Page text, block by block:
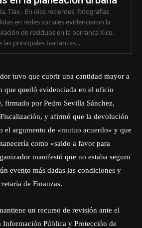
Tlax.- En días recientes, fotografías
en redes sociales evidenciaron la
de residuos en la barranca Xico,
las principales barrancas...
tuvo que cubrir una cantidad mayor a
que quedó evidenciada en el oficio
firmado por Pedro Sevilla Sánchez,
y afirmó que la devolución
el argumento de «mutuo acuerdo» y que
como «saldo a favor para
manifestó que no estaba seguro
evento más dadas las condiciones y
de Finanzas.
un recurso de revisión ante el
Información Pública y Protección de